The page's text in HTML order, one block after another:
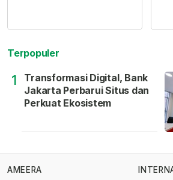
Terpopuler
1
Transformasi Digital, Bank
Jakarta Perbarui Situs dan
Perkuat Ekosistem
AMEERA